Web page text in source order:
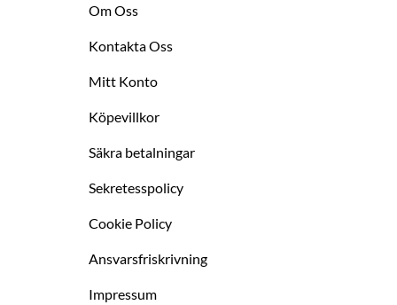
Om Oss
Kontakta Oss
Mitt Konto
Köpevillkor
Säkra betalningar
Sekretesspolicy
Cookie Policy
Ansvarsfriskrivning
Impressum